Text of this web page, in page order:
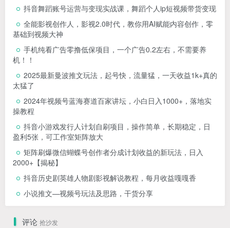
抖音舞蹈账号运营与变现实战课，舞蹈个人ip短视频带货变现
全能影视创作人，影视2.0时代，教你用AI赋能内容创作，​零
基础到视频大神
手机纯看广告零撸低保项目，一个广告0.2左右，不需要养
机！！
2025最新曼波推文玩法，起号快，流量猛，一天收益1k+真的
太猛了
2024年视频号蓝海赛道百家讲坛，小白日入1000+，落地实
操教程
抖音小游戏发行人计划自刷项目，操作简单，长期稳定，日
盈利5张，可工作室矩阵放大
矩阵刷爆微信蝴蝶号创作者分成计划收益的新玩法，日入
2000+【揭秘】
抖音历史剧英雄人物剧影视解说教程，每月收益嘎嘎香
小说推文—视频号玩法及思路，干货分享
评论 抢沙发